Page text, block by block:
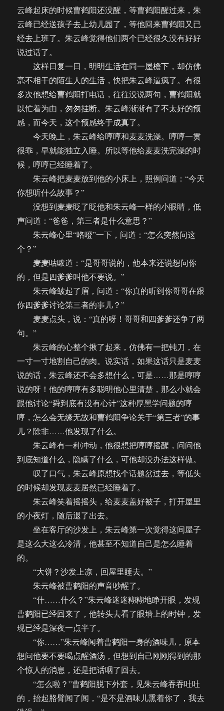
云峰起床的时候曹鹤阳还没醒，等曹鹤阳醒过来，朱
云峰已经送孩子去上幼儿园了，等他回来曹鹤阳又已
经去上班了。朱云峰觉得他们两个已经很久没有好好
说过话了。
这样日复一日，明明生活在同一屋檐下，却仿佛
毫不相干的陌生人的生活，快把朱云峰逼疯了。有很
多次他想给曹鹤阳打电话，往往没说两句，曹鹤阳就
以忙着为由，匆匆挂断。朱云峰渐渐有了不太好的预
感，而今天，这个预感终于成真了。
今天晚上，朱云峰给哼哼和麦麦洗澡。哼哼一贯
很乖，早就能独立入睡。所以等他给麦麦洗完澡的时
候，哼哼已经睡着了。
朱云峰把麦麦放到他的小床上，照例问道：“今天
你想听什么故事？”
没想到麦麦眨了眨他和朱云峰一样的小眼睛，低
声问道：“爸爸，第三者是什么意思？”
朱云峰心里“咯噔”一下，问道：“怎么突然问这
个？”
麦麦咕哝道：“是哥哥说的，他本来还说想问你
的，但是四爹爹叫他不要说。”
朱云峰皱起了眉，问道：“你真的听到你哥哥在跟
你四爹爹讨论第三者的事儿？”
麦麦点头，说：“真的呀！哥哥和四爹爹还争了两
句。”
朱云峰的心整个揪了起来，仿佛有一把钝刀，在
一寸一寸地割自己的肉。说实话，如果这话只是麦麦
说的话，朱云峰还不会多想什么，可是……那是哼哼
说的呀！他的哼哼有多聪明他心里清楚，那么小就会
跟他讨论“舜到底有没有心计”这种厚黑学问题的哼
哼，怎么会无缘无故和曹鹤阳争论关于“第三者”的事
儿？除非……他发现了什么。
朱云峰有一种冲动，他很想把哼哼摇醒，问问他
到底知道什么，隐瞒了什么，可他却没办法这样做。
叹了口气，朱云峰原想找个话题岔过去，等低头
的时候却发现麦麦居然已经睡着了。
朱云峰笑着摇摇头，给麦麦盖好被子，打开屋里
的小夜灯，随后退了出去。
坐在客厅的沙发上，朱云峰第一次觉得这间屋子
是这么大这么冷清，他甚至不知道自己是怎么睡着
的。
“大饼？沙发上凉，回屋里睡去。”
朱云峰被曹鹤阳的声音吵醒了。
“什……什么？”朱云峰迷迷糊糊地睁开眼，发现
曹鹤阳已经回来了，他转头去看了眼墙上的时钟，发
现已经是深夜一点半了。
“你……”朱云峰闻着曹鹤阳一身的酒味儿，原本
想问他要不要喝点醒酒汤，但想到自己刚刚得到的那
个惊人的消息，还是把话咽了回去。
“怎么啦？”曹鹤阳脱下外套，见朱云峰吞吞吐吐
的，抬起胳臂闻了闻，“是不是酒味儿熏着你了，我去